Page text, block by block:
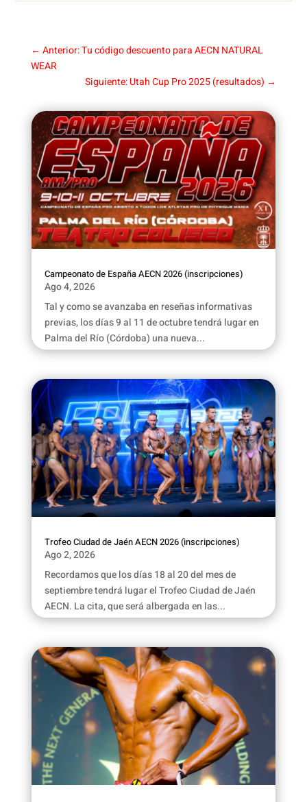
← Anterior: Tu código descuento para AECN NATURAL
WEAR
Siguiente: Utah Cup Pro 2025 (resultados) →
Campeonato de España AECN 2026 (inscripciones)
Ago 4, 2026
Tal y como se avanzaba en reseñas informativas
previas, los días 9 al 11 de octubre tendrá lugar en
Palma del Río (Córdoba) una nueva...
Trofeo Ciudad de Jaén AECN 2026 (inscripciones)
Ago 2, 2026
Recordamos que los días 18 al 20 del mes de
septiembre tendrá lugar el Trofeo Ciudad de Jaén
AECN. La cita, que será albergada en las...